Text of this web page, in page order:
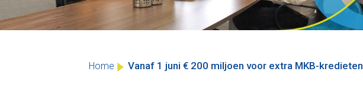
Home Vanaf 1 juni € 200 miljoen voor extra MKB-kredieten